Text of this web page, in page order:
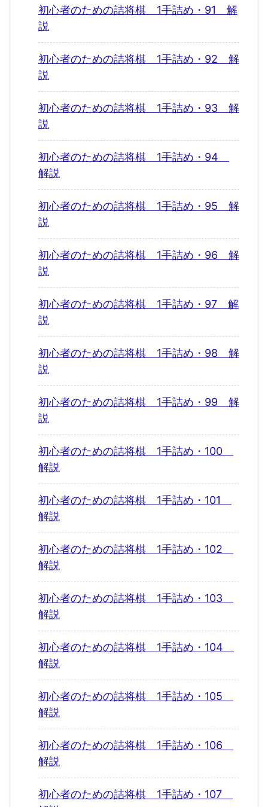
初心者のための詰将棋 1手詰め・91 解
説
初心者のための詰将棋 1手詰め・92 解
説
初心者のための詰将棋 1手詰め・93 解
説
初心者のための詰将棋 1手詰め・94
解説
初心者のための詰将棋 1手詰め・95 解
説
初心者のための詰将棋 1手詰め・96 解
説
初心者のための詰将棋 1手詰め・97 解
説
初心者のための詰将棋 1手詰め・98 解
説
初心者のための詰将棋 1手詰め・99 解
説
初心者のための詰将棋 1手詰め・100
解説
初心者のための詰将棋 1手詰め・101
解説
初心者のための詰将棋 1手詰め・102
解説
初心者のための詰将棋 1手詰め・103
解説
初心者のための詰将棋 1手詰め・104
解説
初心者のための詰将棋 1手詰め・105
解説
初心者のための詰将棋 1手詰め・106
解説
初心者のための詰将棋 1手詰め・107